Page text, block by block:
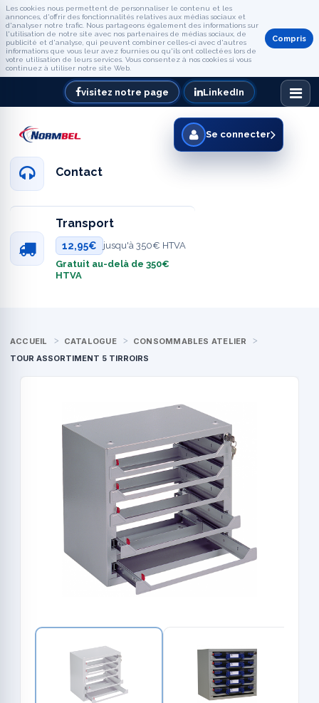
Les cookies nous permettent de personnaliser le contenu et les
annonces, d'offrir des fonctionnalités relatives aux médias sociaux et
d'analyser notre trafic. Nous partageons également des informations sur
l'utilisation de notre site avec nos partenaires de médias sociaux, de
publicité et d'analyse, qui peuvent combiner celles-ci avec d'autres
informations que vous leur avez fournies ou qu'ils ont collectées lors de
votre utilisation de leurs services. Vous consentez à nos cookies si vous
continuez à utiliser notre site Web.
Compris
visitez notre page LinkedIn
Contact
Transport
12,95€
jusqu'à 350€ HTVA
Gratuit au-delà de 350€
HTVA
Se connecter
ACCUEIL CATALOGUE
CONSOMMABLES ATELIER
TOUR ASSORTIMENT 5 TIRROIRS